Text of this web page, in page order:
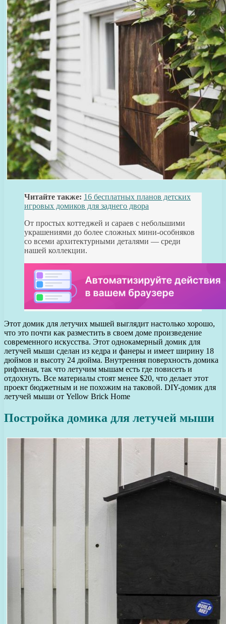
Читайте также: 16 бесплатных планов детских
игровых домиков для заднего двора
От простых коттеджей и сараев с небольшими
украшениями до более сложных мини-особняков
со всеми архитектурными деталями — среди
нашей коллекции.
Этот домик для летучих мышей выглядит настолько хорошо,
что это почти как разместить в своем доме произведение
современного искусства. Этот однокамерный домик для
летучей мыши сделан из кедра и фанеры и имеет ширину 18
дюймов и высоту 24 дюйма. Внутренняя поверхность домика
рифленая, так что летучим мышам есть где повисеть и
отдохнуть. Все материалы стоят менее $20, что делает этот
проект бюджетным и не похожим на таковой. DIY-домик для
летучей мыши от Yellow Brick Home
Постройка домика для летучей мыши